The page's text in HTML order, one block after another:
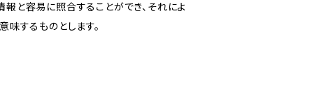
と容易に照合することができ、それによ
するものとします。